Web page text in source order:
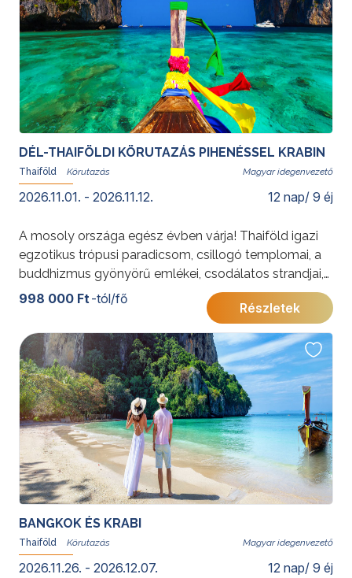
DÉL-THAIFÖLDI KÖRUTAZÁS PIHENÉSSEL KRABIN
Thaiföld Magyar idegenvezető
2026.11.01. - 2026.11.12. 12 nap/ 9 éj
A mosoly országa egész évben várja! Thaiföld igazi
egzotikus trópusi paradicsom, csillogó templomai, a
buddhizmus gyönyörű emlékei, csodálatos strandjai,
növényzete, nyugalmat sugárzó hangulata és
vendégszeretete miatt olyan hely, ahová mindig
visszavágyik az ember.
További érdekességekért Thaiföldről kattintson ide.
A 2027. január 27. - február 9. időpontra vonatkozó
részletes program a következő linken tekinthető meg.
Dél-thaiföldi körutazás pihenéssel Krabin
998 000 Ft -tól/fő
Részletek
BANGKOK ÉS KRABI
Thaiföld Magyar idegenvezető
2026.11.26. - 2026.12.07. 12 nap/ 9 éj